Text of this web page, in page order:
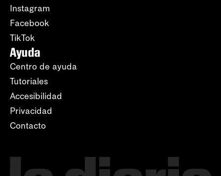
Instagram
Facebook
TikTok
Ayuda
Centro de ayuda
Tutoriales
Accesibilidad
Privacidad
Contacto